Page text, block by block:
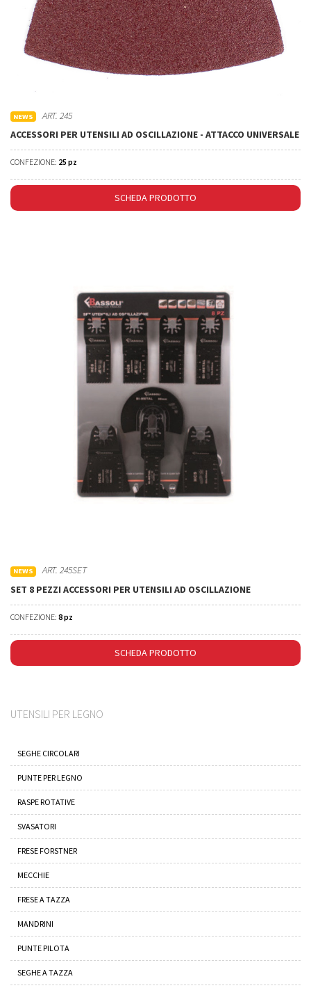
NEWS
ART. 245
ACCESSORI PER UTENSILI AD OSCILLAZIONE - ATTACCO UNIVERSALE
CONFEZIONE: 25 pz
SCHEDA PRODOTTO
NEWS
ART. 245SET
SET 8 PEZZI ACCESSORI PER UTENSILI AD OSCILLAZIONE
CONFEZIONE: 8 pz
SCHEDA PRODOTTO
UTENSILI PER LEGNO
SEGHE CIRCOLARI
PUNTE PER LEGNO
RASPE ROTATIVE
SVASATORI
FRESE FORSTNER
MECCHIE
FRESE A TAZZA
MANDRINI
PUNTE PILOTA
SEGHE A TAZZA